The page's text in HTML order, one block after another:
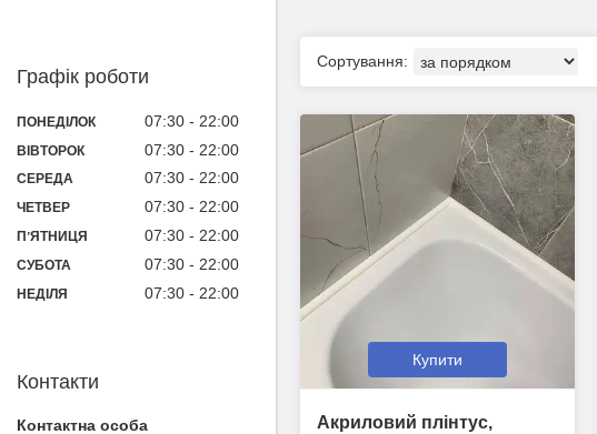
Купити
Акриловий плінтус,
Графік роботи
ПОНЕДІЛОК 07:30 22:00
ВІВТОРОК 07:30 22:00
СЕРЕДА 07:30 22:00
ЧЕТВЕР 07:30 22:00
ПʼЯТНИЦЯ 07:30 22:00
СУБОТА 07:30 22:00
НЕДІЛЯ 07:30 22:00
Контакти